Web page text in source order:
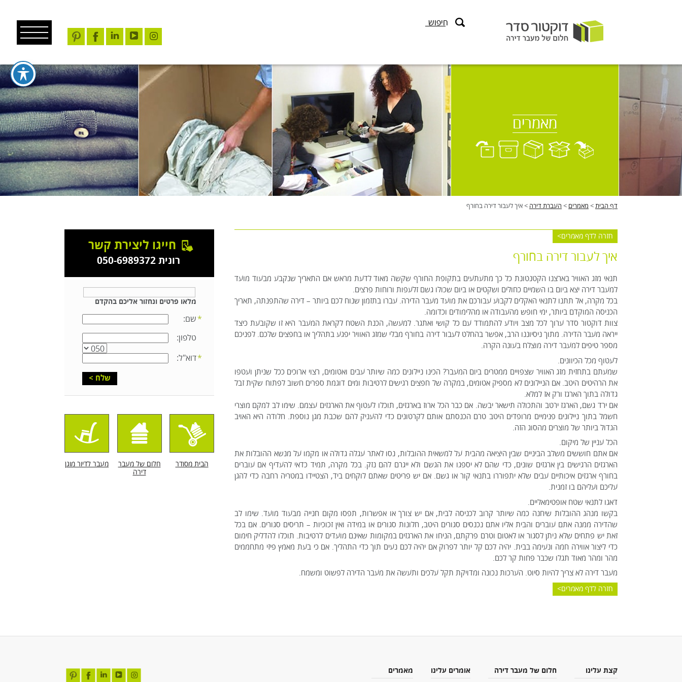
מאמרים
דף הבית> מאמרים > העברת דירה >איך לעבור דירה בחורף
חזרה לדף מאמרים
איך לעבור דירה בחורף
תנאי מזג האוויר בארצנו הקטנטונת כל כך מתעתעים בתקופת החורף שקשה מאוד לדעת מראש אם התאריך שנקבע מבעוד מועד
למעבר דירה יצא ביום בו השמיים כחולים ושקטים או ביום שכולו גשם זלעפות ורוחות פרצים.
בכל מקרה, אל תתנו לתנאי האקלים לקבוע עבורכם את מועד מעבר הדירה. עברו בתזמון שנוח לכם ביותר – דירה שהתפנתה, תאריך
הכניסה המוקדם ביותר, ימי חופש מהעבודה או מהלימודים וכדומה.
צוות דוקטור סדר ערוך לכל מצב ויודע להתמודד עם כל קושי ואתגר. למעשה, הכנת השטח לקראת המעבר היא זו שקובעת כיצד
ייראה מעבר הדירה. מתוך ניסיוננו הרב, אפשר בהחלט לעבור דירה בחורף מבלי שמזג האוויר יפגע בתהליך או בחפצים שלכם. לפניכם
מספר טיפים למעבר דירה מוצלח בעונה הקרה.
לעטוף מכל הכיוונים.
שמעתם בתחזית מזג האוויר שצפויים ממטרים ביום המעבר? הכינו ניילונים כמה שיותר עבים ואטומים, רצוי ארוכים ככל שניתן ועטפו
את הרהיטים היטב. אם הניילונים לא מספיק אטומים, במקרה של חפצים רגישים לרטיבות ומים דוגמת ספרים חשוב לפתוח שקית זבל
גדולה בתוך הארגז ורק אז למלא.
אם ירד גשם, הארגז ירטב והתכולה תישאר יבשה. אם כבר הכל ארוז בארגזים, תוכלו לעטוף את הארגזים עצמם. שימו לב למקם מוצרי
חשמל בתוך ניילונים פנימיים מרופדים היטב טרם הכנסתם אותם לקרטונים כדי להעניק להם שכבת מגן נוספת. חלודה היא האויב
הגדול ביותר של מוצרים מהסוג הזה.
הכל עניין של מיקום.
אם אתם חוששים משלב הביניים שבין היציאה מהבית על למשאית ההובלות, נסו לאתר עגלה גדולה או מקמו על מנשא ההובלות את
הארגזים הרגישים בין ארגזים שונים, כדי שהם לא יספגו את הגשם ולא ייגרם להם נזק. בכל מקרה, תמיד כדאי להעדיף אם עוברים
בחורף ארגזים איכותיים עבים שלא יתפוררו בתנאי קור או גשם. אם יש פריטים שאתם לוקחים ביד, הצטיידו במטריה רחבה כדי להגן
עליכם ועליהם בו זמנית.
דאגו לתנאי שטח אופטימאליים.
בקשו מנהג ההובלות שיחנה כמה שיותר קרוב לכניסה לבית, אם יש צורך או אפשרות, תפסו מקום חנייה מבעוד מועד. שימו לב
שהדירה ממנה אתם עוברים והבית אליו אתם נכנסים סגורים היטב, חלונות סגורים או במידה ואין זכוכיות – תריסים סגורים. אם בכל
זאת יש פתחים שלא ניתן לסגור או לאטום וטרם פרקתם, הניחו את הארגזים במקומות שאינם מועדים לרטיבות. תוכלו להדליק חימום
כדי ליצור אווירה חמה ונעימה בבית. יהיה לכם קל יותר לפרוק אם יהיה לכם נעים תוך כדי התהליך. אם כי בעת מאמץ פיזי מתחממים
מהר ומהר מאוד תגלו שכבר פחות קר לכם.
מעבר דירה לא צריך להיות סיוט. הערכות נכונה ומדויקת תקל עלכים ותעשה את מעבר הדירה לפשוט ומשמח.
חזרה לדף מאמרים
חייגו ליצירת קשר
רונית 050-6989372
מלאו פרטים ונחזור אליכם בהקדם
שם:
טלפון:
דוא"ל:
הבית מסודר
חלום של מעבר
דירה
מעבר לדיור מוגן
קצת עלינו חלום של מעבר דירה אומרים עלינו מאמרים